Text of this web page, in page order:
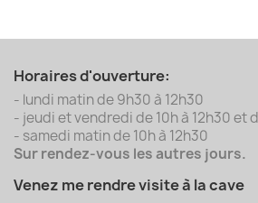
Horaires d'ouverture:
- lundi matin de 9h30 à 12h30
- jeudi et vendredi de 10h à 12h30 et
- samedi matin de 10h à 12h30
Sur rendez-vous les autres jours.
Venez me rendre visite à la cave